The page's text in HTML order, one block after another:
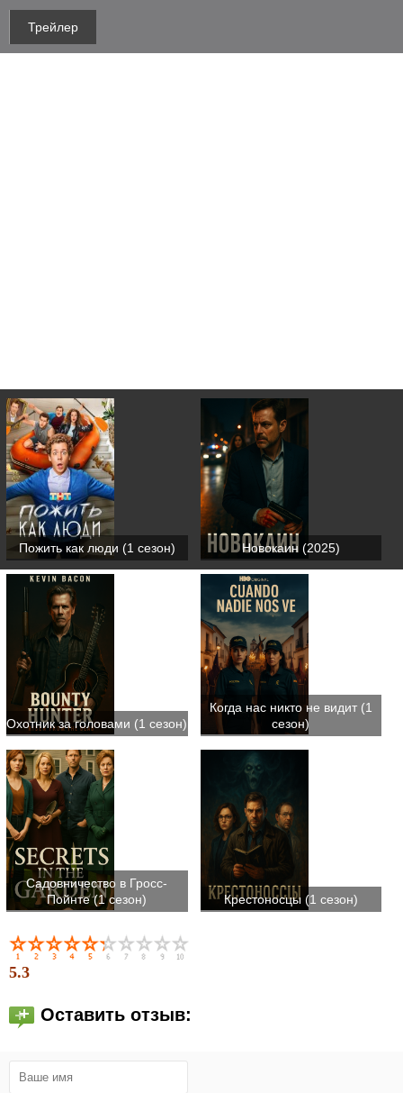
Трейлер
Пожить как люди (1 сезон) Новокаин (2025)
Охотник за головами (1 сезон)
Когда нас никто не видит (1
сезон)
Садовничество в Гросс-
Пойнте (1 сезон)
Крестоносцы (1 сезон)
5.3
Оставить отзыв: